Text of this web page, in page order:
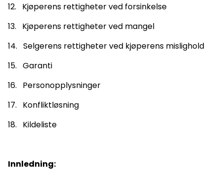
12. Kjøperens rettigheter ved forsinkelse
13. Kjøperens rettigheter ved mangel
14. Selgerens rettigheter ved kjøperens mislighold
15. Garanti
16. Personopplysninger
17. Konfliktløsning
18. Kildeliste
Innledning: